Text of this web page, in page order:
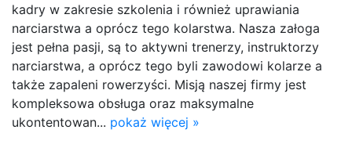
kadry w zakresie szkolenia i również uprawiania
narciarstwa a oprócz tego kolarstwa. Nasza załoga
jest pełna pasji, są to aktywni trenerzy, instruktorzy
narciarstwa, a oprócz tego byli zawodowi kolarze a
także zapaleni rowerzyści. Misją naszej firmy jest
kompleksowa obsługa oraz maksymalne
ukontentowan... pokaż więcej »